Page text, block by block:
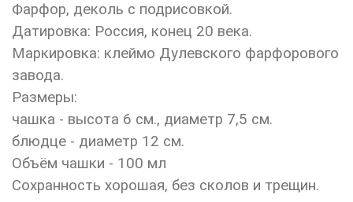
Фарфор, деколь с подрисовкой.
Датировка: Россия, конец 20 века.
Маркировка: клеймо Дулевского фарфорового
завода.
Размеры:
чашка - высота 6 см., диаметр 7,5 см.
блюдце - диаметр 12 см.
Объём чашки - 100 мл
Сохранность хорошая, без сколов и трещин.